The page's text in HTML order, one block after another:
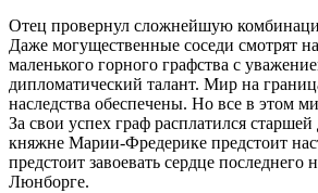
Отец провернул сложнейшую
Даже могущественные соседи смотрят
маленького горного графства с
дипломатический талант. Мир на
наследства обеспечены. Но все в этом
За свои успех граф расплатился
княжне Марии-Фредерике предстоит
предстоит завоевать сердце последнего
Люнборге.